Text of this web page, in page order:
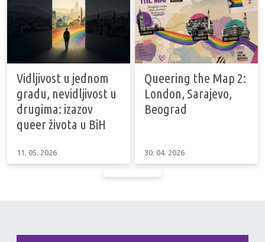
Vidljivost u jednom
gradu, nevidljivost u
drugima: izazov
queer života u BiH
11. 05. 2026
Queering the Map 2:
London, Sarajevo,
Beograd
30. 04. 2026